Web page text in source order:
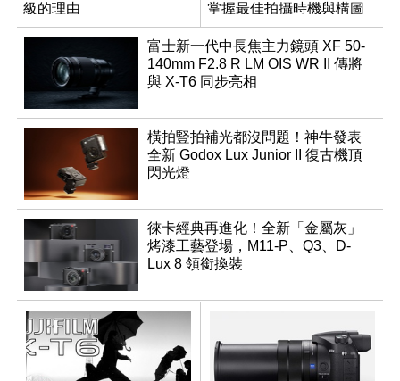
級的理由
掌握最佳拍攝時機與構圖
富士新一代中長焦主力鏡頭 XF 50-
140mm F2.8 R LM OIS WR II 傳將
與 X-T6 同步亮相
橫拍豎拍補光都沒問題！神牛發表
全新 Godox Lux Junior II 復古機頂
閃光燈
徠卡經典再進化！全新「金屬灰」
烤漆工藝登場，M11-P、Q3、D-
Lux 8 領銜換裝